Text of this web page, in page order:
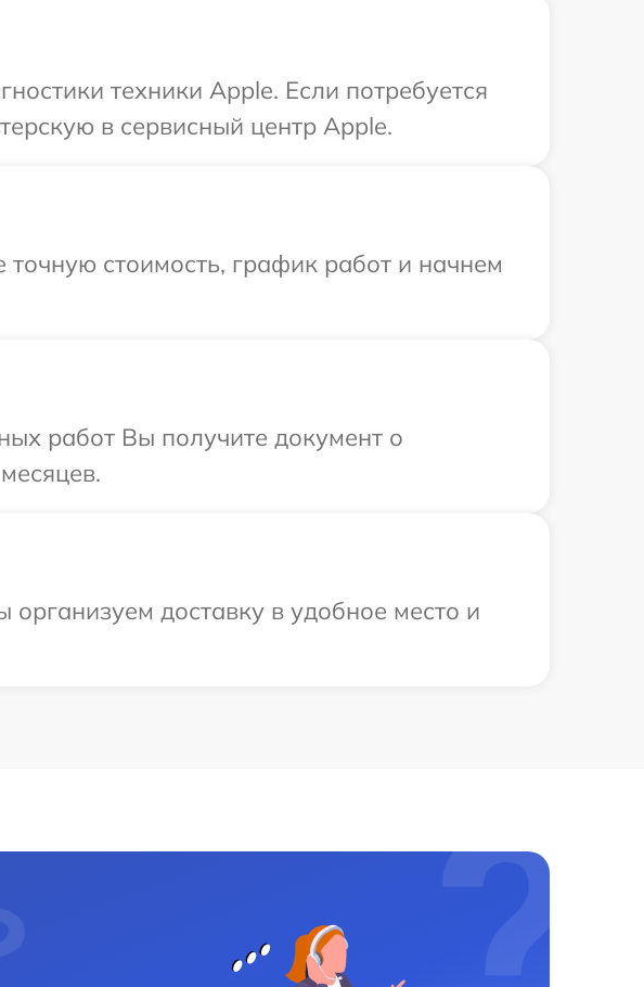
техники Apple. Если потребуется
в сервисный центр Apple.
стоимость, график работ и начнем
работ Вы получите документ о
доставку в удобное место и